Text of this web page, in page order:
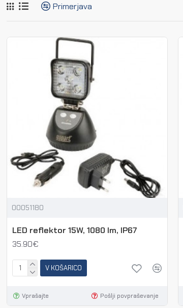
Primerjava
00051180
LED reflektor 15W, 1080 lm, IP67
35.90€
V KOŠARICO
Vprašajte Pošlji povpraševanje